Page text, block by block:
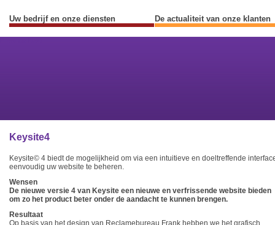
Uw bedrijf en onze diensten De actualiteit van onze klanten
Keysite4
Keysite© 4 biedt de mogelijkheid om via een intuitieve en doeltreffende
eenvoudig uw website te beheren.
Wensen
De nieuwe versie 4 van Keysite een nieuwe en verfrissende website bieden
om zo het product beter onder de aandacht te kunnen brengen.
Resultaat
Op basis van het design van Reclamebureau Frank hebben we het grafisch